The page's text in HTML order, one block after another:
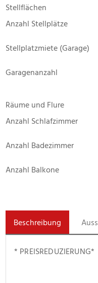
Stellflächen
Anzahl Stellplätze
Stellplatzmiete (Garage)
Garagenanzahl
Räume und Flure
Anzahl Schlafzimmer
Anzahl Badezimmer
Anzahl Balkone
Beschreibung
* PREISREDUZIERUNG*